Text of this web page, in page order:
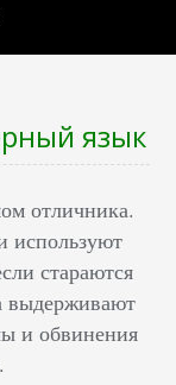
язык
отличника.
используют
стараются
выдерживают
и обвинения